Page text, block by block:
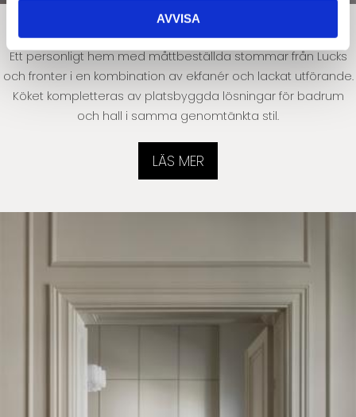
AVVISA
Projekt Trosa
Ett personligt hem med måttbeställda stommar från Lucks
och fronter i en kombination av ekfanér och lackat utförande.
Köket kompletteras av platsbyggda lösningar för badrum
och hall i samma genomtänkta stil.
LÄS MER